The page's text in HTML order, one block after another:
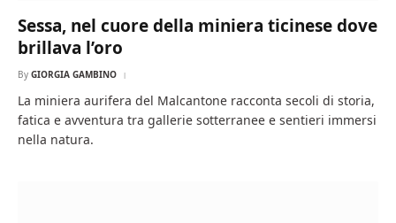
Sessa, nel cuore della miniera ticinese dove
brillava l’oro
By GIORGIA GAMBINO
La miniera aurifera del Malcantone racconta secoli di storia,
fatica e avventura tra gallerie sotterranee e sentieri immersi
nella natura.